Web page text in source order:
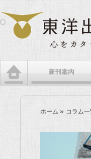
ホーム » コラム